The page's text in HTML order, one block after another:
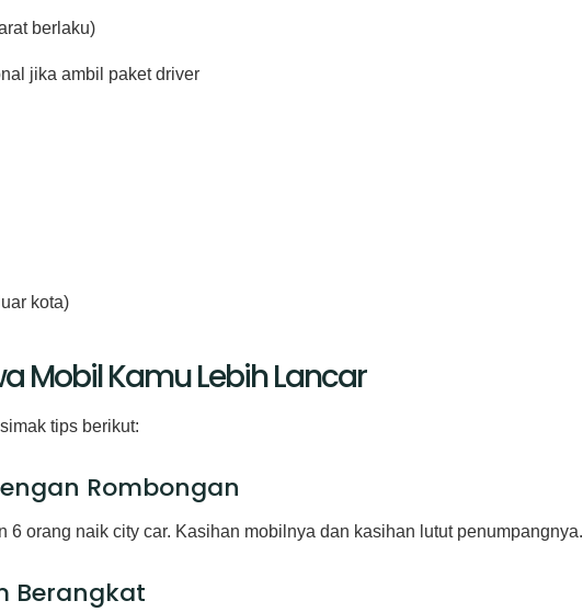
berlaku)
jika ambil paket driver
kota)
Mobil Kamu Lebih Lancar
tips berikut:
Rombongan
6 orang naik city car. Kasihan mobilnya dan kasihan lutut penumpangnya.
Berangkat